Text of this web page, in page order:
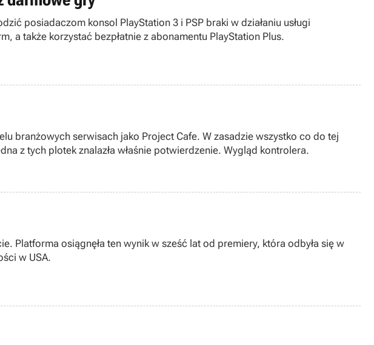
posiadaczom konsol PlayStation 3 i PSP braki w działaniu usługi
a także korzystać bezpłatnie z abonamentu PlayStation Plus.
branżowych serwisach jako Project Cafe. W zasadzie wszystko co do tej
z tych plotek znalazła właśnie potwierdzenie. Wygląd kontrolera.
Platforma osiągnęła ten wynik w sześć lat od premiery, która odbyła się w
w USA.